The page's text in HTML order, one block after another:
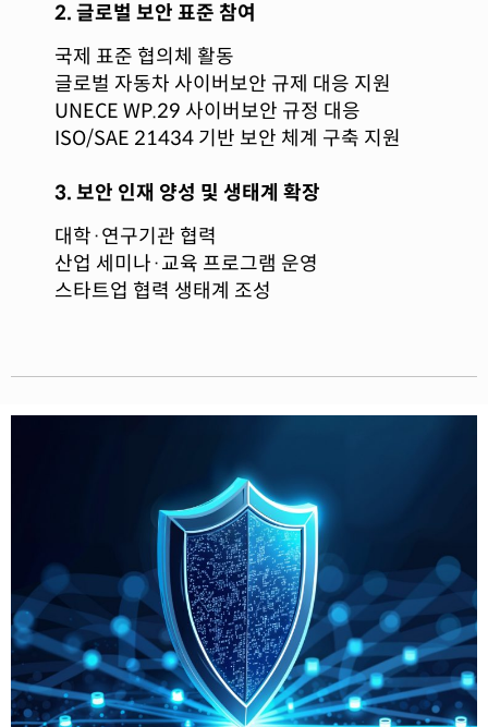
2. 글로벌 보안 표준 참여
국제 표준 협의체 활동
글로벌 자동차 사이버보안 규제 대응 지원
UNECE WP.29 사이버보안 규정 대응
ISO/SAE 21434 기반 보안 체계 구축 지원
3. 보안 인재 양성 및 생태계 확장
대학·연구기관 협력
산업 세미나·교육 프로그램 운영
스타트업 협력 생태계 조성